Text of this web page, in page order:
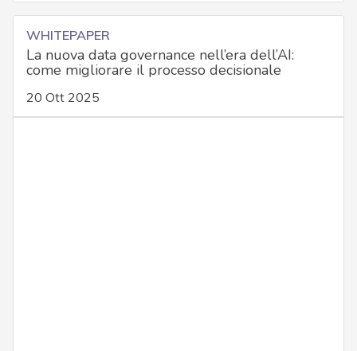
WHITEPAPER
La nuova data governance nell’era dell’AI:
come migliorare il processo decisionale
20 Ott 2025